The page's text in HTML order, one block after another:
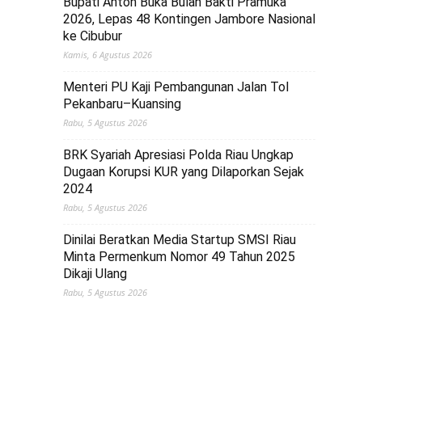
2026, Lepas 48 Kontingen Jambore Nasional
ke Cibubur
Kamis, 6 Agustus 2026
Menteri PU Kaji Pembangunan Jalan Tol
Pekanbaru–Kuansing
Rabu, 5 Agustus 2026
BRK Syariah Apresiasi Polda Riau Ungkap
Dugaan Korupsi KUR yang Dilaporkan Sejak
2024
Rabu, 5 Agustus 2026
Dinilai Beratkan Media Startup SMSI Riau
Minta Permenkum Nomor 49 Tahun 2025
Dikaji Ulang
Rabu, 5 Agustus 2026